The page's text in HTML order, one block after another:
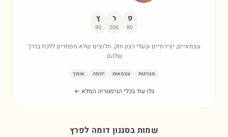
פ
80
ר
200
ץ
90
עצמאיים, יצירתיים ובעלי רצון חזק. חלוצים שלא מפחדים ללכת בדרך
שלהם.
מנהיגות עצמאות יוזמה אומץ
גלו עוד בכלי הגימטריה המלא ←
שמות בסגנון דומה לפרץ